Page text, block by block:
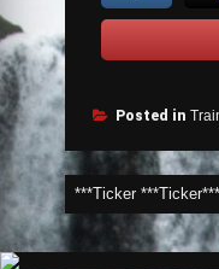
Posted in
***Ticker